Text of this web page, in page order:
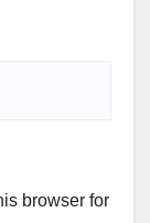
browser for